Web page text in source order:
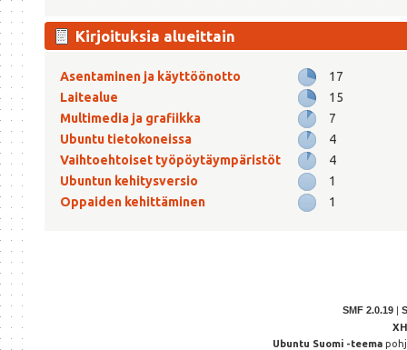
Kirjoituksia alueittain
Asentaminen ja käyttöönotto
17
Laitealue
15
Multimedia ja grafiikka
7
Ubuntu tietokoneissa
4
Vaihtoehtoiset työpöytäympäristöt
4
Ubuntun kehitysversio
1
Oppaiden kehittäminen
1
SMF 2.0.19 |
Ubuntu Suomi -teema